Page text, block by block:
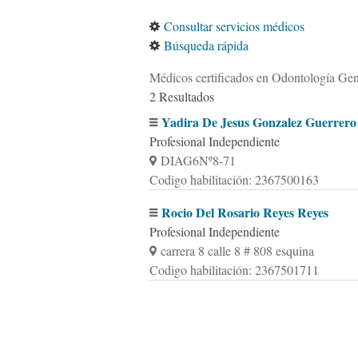
Consultar servicios médicos
Búsqueda rápida
Médicos certificados en Odontología
2 Resultados
Yadira De Jesus Gonzalez Guerrero
Profesional Independiente
DIAG6Nº8-71
Codigo habilitación: 2367500163
Rocio Del Rosario Reyes Reyes
Profesional Independiente
carrera 8 calle 8 # 808 esquina
Codigo habilitación: 2367501711